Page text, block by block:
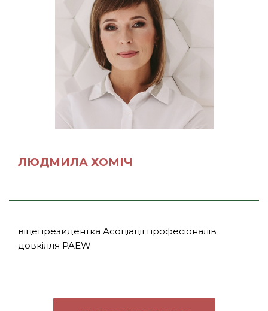
ЛЮДМИЛА ХОМІЧ
віцепрезидентка Асоціації професіоналів
довкілля PAEW